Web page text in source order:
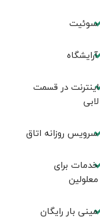
سوئیت
آرایشگاه
اینترنت در قسمت
لابی
سرویس روزانه اتاق
خدمات برای
معلولین
مینی بار رایگان